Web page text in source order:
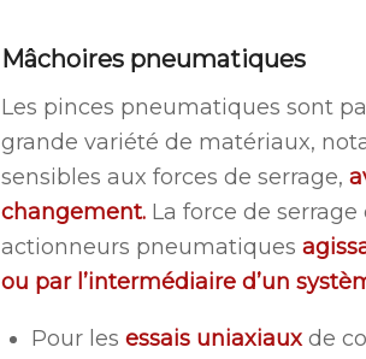
Mâchoires pneumatiques
Les pinces pneumatiques sont
grande variété de matériaux,
sensibles aux forces de serrage,
changement. La force de
actionneurs pneumatiques
ou par l’intermédiaire d’un
Pour lesessais uniaxiaux de